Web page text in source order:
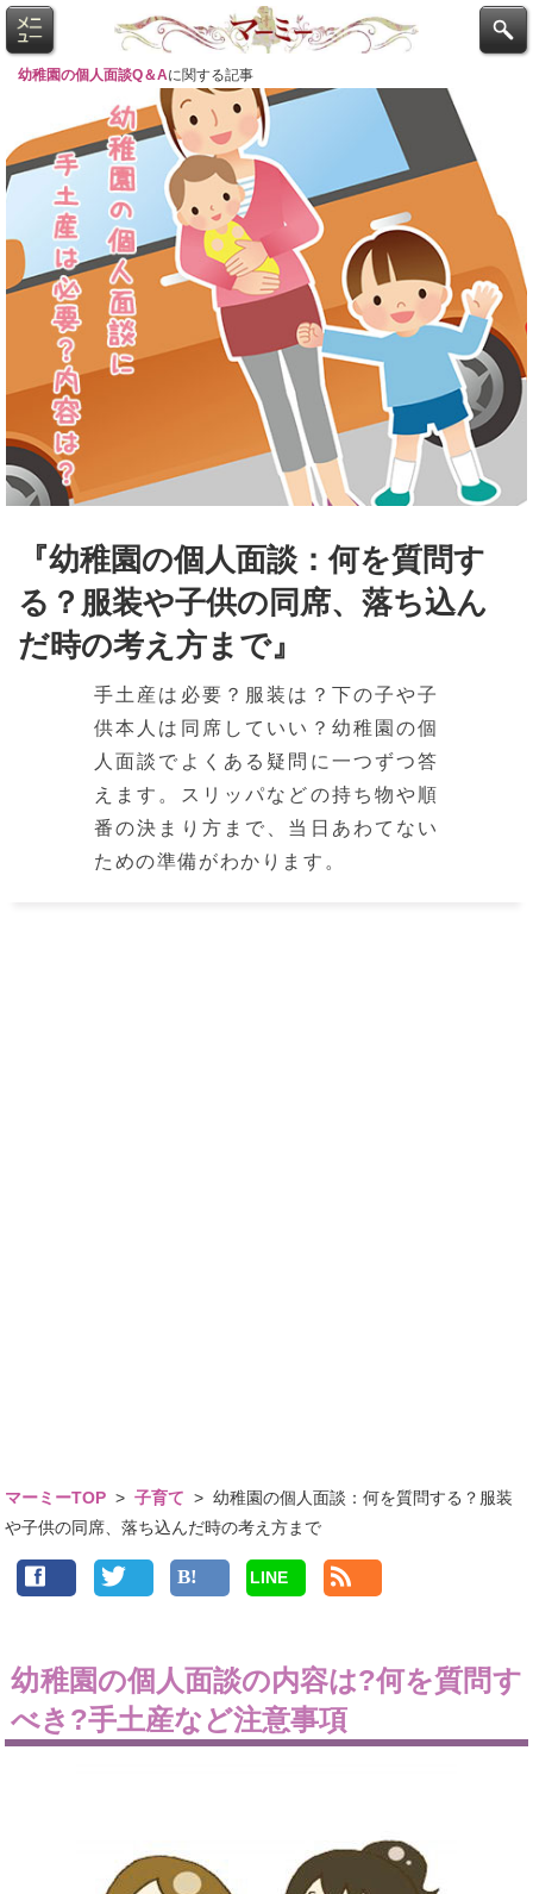
幼稚園の個人面談Q＆Aに関する記事
『幼稚園の個人面談：何を質問す
る？服装や子供の同席、落ち込ん
だ時の考え方まで』
手土産は必要？服装は？下の子や子
供本人は同席していい？幼稚園の個
人面談でよくある疑問に一つずつ答
えます。スリッパなどの持ち物や順
番の決まり方まで、当日あわてない
ための準備がわかります。
マーミーTOP >子育て >幼稚園の個人面談：何を質問する？服装
や子供の同席、落ち込んだ時の考え方まで
LINE
幼稚園の個人面談の内容は?何を質問す
べき?手土産など注意事項